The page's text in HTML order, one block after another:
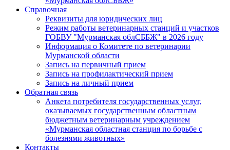
Справочная
Реквизиты для юридических лиц
Режим работы ветеринарных станций и участков
ГОБВУ "Мурманская облСББЖ" в 2026 году
Информация о Комитете по ветеринарии
Мурманской области
Запись на первичный прием
Запись на профилактический прием
Запись на личный прием
Обратная связь
Анкета потребителя государственных услуг,
оказываемых государственным областным
бюджетным ветеринарным учреждением
«Мурманская областная станция по борьбе с
болезнями животных»
Контакты